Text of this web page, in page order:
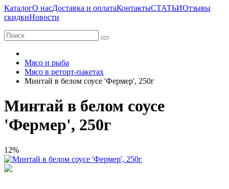
КаталогО насДоставка и оплатаКонтактыСТАТЬИОтзывы
скидкиНовости
Мясо и рыба
Мясо в реторт-пакетах
Минтай в белом соусе 'Фермер', 250г
Минтай в белом соусе
'Фермер', 250г
12%